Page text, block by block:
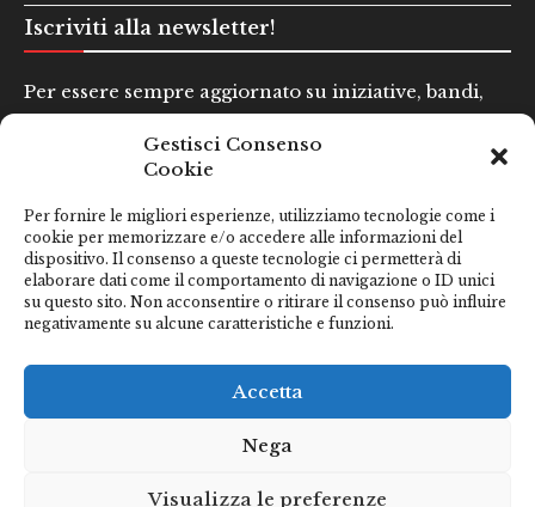
Gestisci Consenso
Cookie
Per fornire le migliori esperienze, utilizziamo tecnologie come i
cookie per memorizzare e/o accedere alle informazioni del
dispositivo. Il consenso a queste tecnologie ci permetterà di
elaborare dati come il comportamento di navigazione o ID unici
su questo sito. Non acconsentire o ritirare il consenso può influire
negativamente su alcune caratteristiche e funzioni.
Accetta
Nega
Visualizza le preferenze
Iscriviti alla newsletter!
Per essere sempre aggiornato su iniziative, bandi,
Email*